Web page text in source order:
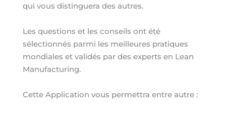
qui vous distinguera des autres.
Les questions et les conseils ont été
sélectionnés parmi les meilleures pratiques
mondiales et validés par des experts en Lean
Manufacturing.
Cette Application vous permettra entre autre :